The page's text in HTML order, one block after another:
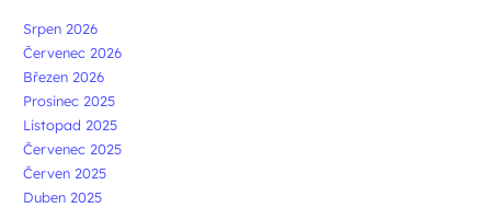
Srpen 2026
Červenec 2026
Březen 2026
Prosinec 2025
Listopad 2025
Červenec 2025
Červen 2025
Duben 2025